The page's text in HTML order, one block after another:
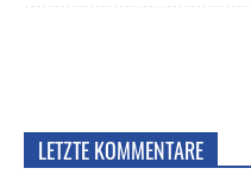
LETZTE KOMMENTARE